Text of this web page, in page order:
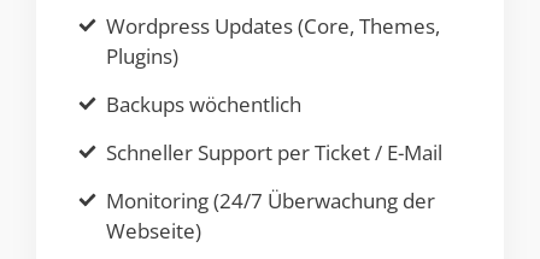
Wordpress Updates (Core, Themes,
Plugins)
Backups wöchentlich
Schneller Support per Ticket / E-Mail
Monitoring (24/7 Überwachung der
Webseite)